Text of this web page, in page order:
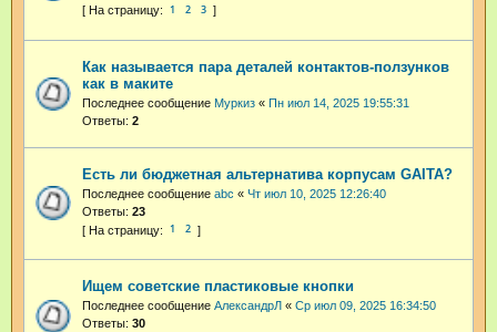
1 2 3
Как называется пара деталей контактов-ползунков
как в маките
Последнее сообщение Муркиз « Пн июл 14, 2025 19:55:31
Ответы: 2
Есть ли бюджетная альтернатива корпусам GAITA?
Последнее сообщение abc « Чт июл 10, 2025 12:26:40
Ответы: 23
1 2
Ищем советские пластиковые кнопки
Последнее сообщение АлександрЛ « Ср июл 09, 2025 16:34:50
Ответы: 30